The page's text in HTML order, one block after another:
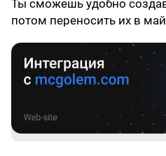
Ты сможешь удобно
потом переносить их в